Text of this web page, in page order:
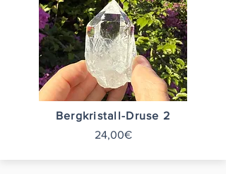
Bergkristall-Druse 2
24,00€